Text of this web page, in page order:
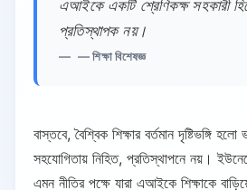
এআইকে একটি শ্রেণিকক্ষ সহকারী
প্রতিস্থাপক নয়।
— শিক্ষা বিশেষজ্ঞ
বাস্তবে, বৈশ্বিক শিক্ষার বর্তমান দৃষ্টিভঙ্গি
সহযোগিতায় নিহিত, প্রতিস্থাপনে নয়।
এমন নীতির পক্ষে যারা এআইকে শিক্ষাকে